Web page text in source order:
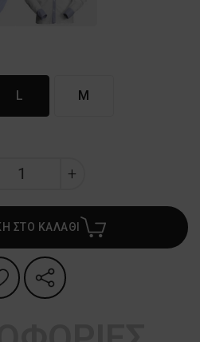
L M
ΣΤΟ ΚΑΛΑΘΙ